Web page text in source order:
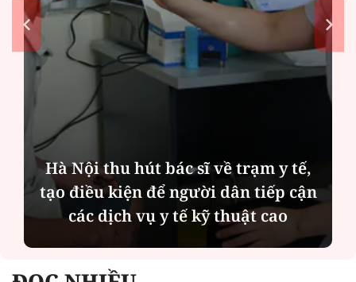
Diễn đàn tháng 8: Ca sĩ Duyên
Quỳnh càng trân trọng thời gian
bên cha sau biến cố của gia đình